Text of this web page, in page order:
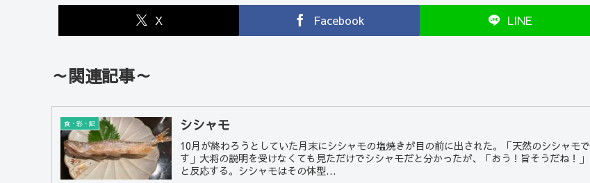
X Facebook LINE
～関連記事～
食・彩・記 シシャモ
10月が終わろうとしていた月末にシシャモの塩焼きが目の前に出された。「天然のシシャモで
す」大将の説明を受けなくても見ただけでシシャモだと分かったが、「おう！旨そうだね！」
と反応する。シシャモはその体型...